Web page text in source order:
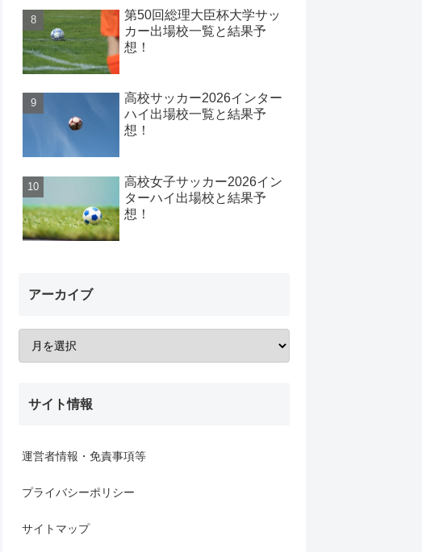
第50回総理大臣杯大学サッ
カー出場校一覧と結果予
想！
高校サッカー2026インター
ハイ出場校一覧と結果予
想！
高校女子サッカー2026イン
ターハイ出場校と結果予
想！
アーカイブ
サイト情報
運営者情報・免責事項等
プライバシーポリシー
サイトマップ